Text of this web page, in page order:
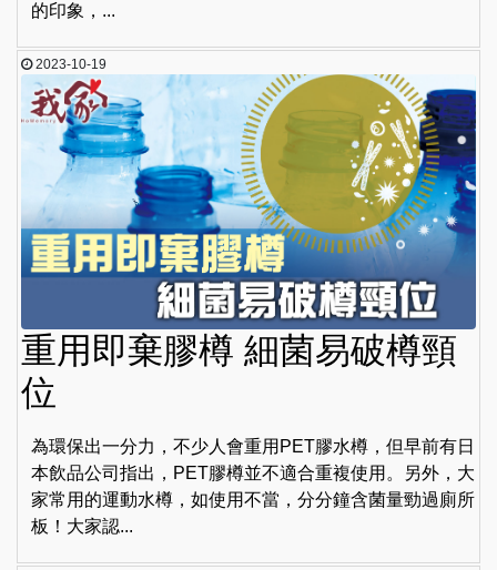
的印象，...
2023-10-19
重用即棄膠樽 細菌易破樽頸
位
為環保出一分力，不少人會重用PET膠水樽，但早前有日
本飲品公司指出，PET膠樽並不適合重複使用。另外，大
家常用的運動水樽，如使用不當，分分鐘含菌量勁過廁所
板！大家認...